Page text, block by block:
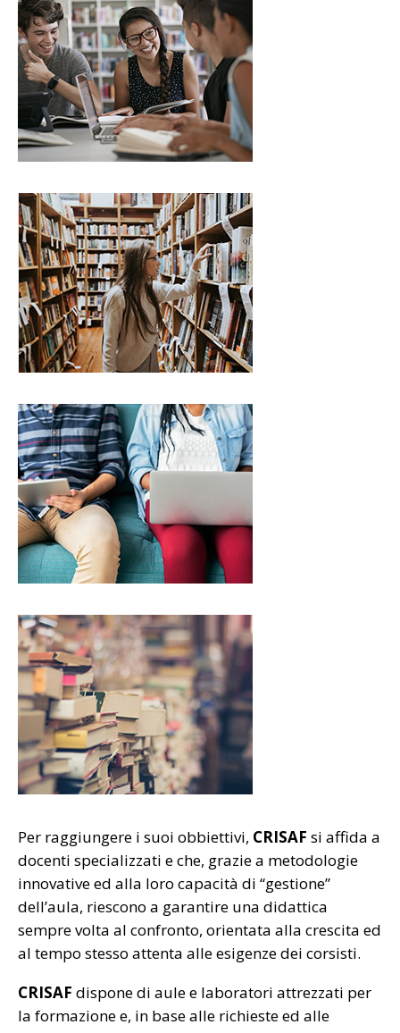
Per raggiungere i suoi obbiettivi, CRISAF si affida a
docenti specializzati e che, grazie a metodologie
innovative ed alla loro capacità di “gestione”
dell’aula, riescono a garantire una didattica
sempre volta al confronto, orientata alla crescita ed
al tempo stesso attenta alle esigenze dei corsisti.
CRISAF dispone di aule e laboratori attrezzati per
la formazione e, in base alle richieste ed alle